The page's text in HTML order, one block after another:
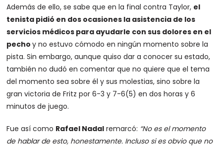
Además de ello, se sabe que en la final contra Taylor, el
tenista pidió en dos ocasiones la asistencia de los
servicios médicos para ayudarle con sus dolores en el
pechoy no estuvo cómodo en ningún momento sobre la
pista. Sin embargo, aunque quiso dar a conocer su estado,
también no dudó en comentar que no quiere que el tema
del momento sea sobre él y sus molestias, sino sobre la
gran victoria de Fritz por 6-3 y 7-6(5) en dos horas y 6
minutos de juego.
Fue así como Rafael Nadal remarcó: “No es el momento
de hablar de esto, honestamente. Incluso si es obvio que no